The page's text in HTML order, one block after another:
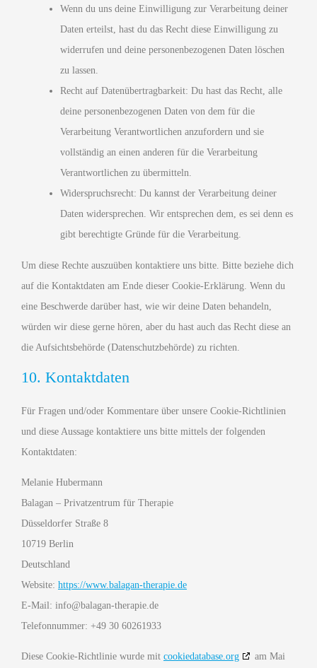
Wenn du uns deine Einwilligung zur Verarbeitung deiner
Daten erteilst, hast du das Recht diese Einwilligung zu
widerrufen und deine personenbezogenen Daten löschen
zu lassen.
Recht auf Datenübertragbarkeit: Du hast das Recht, alle
deine personenbezogenen Daten von dem für die
Verarbeitung Verantwortlichen anzufordern und sie
vollständig an einen anderen für die Verarbeitung
Verantwortlichen zu übermitteln.
Widerspruchsrecht: Du kannst der Verarbeitung deiner
Daten widersprechen. Wir entsprechen dem, es sei denn es
gibt berechtigte Gründe für die Verarbeitung.
Um diese Rechte auszuüben kontaktiere uns bitte. Bitte beziehe dich
auf die Kontaktdaten am Ende dieser Cookie-Erklärung. Wenn du
eine Beschwerde darüber hast, wie wir deine Daten behandeln,
würden wir diese gerne hören, aber du hast auch das Recht diese an
die Aufsichtsbehörde (Datenschutzbehörde) zu richten.
10. Kontaktdaten
Für Fragen und/oder Kommentare über unsere Cookie-Richtlinien
und diese Aussage kontaktiere uns bitte mittels der folgenden
Kontaktdaten:
Melanie Hubermann
Balagan – Privatzentrum für Therapie
Düsseldorfer Straße 8
10719 Berlin
Deutschland
Website: https://www.balagan-therapie.de
E-Mail: info@balagan-therapie.de
Telefonnummer: +49 30 60261933
Diese Cookie-Richtlinie wurde mit cookiedatabase.org
am Mai